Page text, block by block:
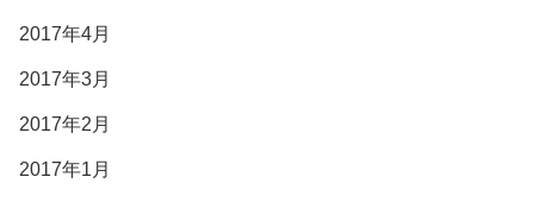
2017年4月
2017年3月
2017年2月
2017年1月